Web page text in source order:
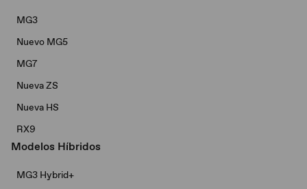
MG3
Nuevo MG5
MG7
Nueva ZS
Nueva HS
RX9
Modelos Híbridos
MG3 Hybrid+​